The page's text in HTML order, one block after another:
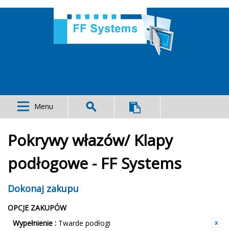
Menu
Pokrywy włazów/ Klapy
podłogowe - FF Systems
Dokonaj zakupu
OPCJE ZAKUPÓW
Wypełnienie : Twarde podłogi